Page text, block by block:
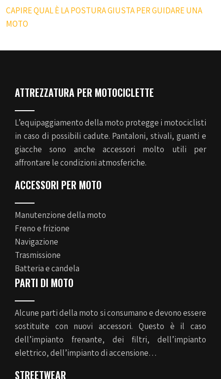
CAPIRE QUAL È LA POSTURA GIUSTA PER GUIDARE UNA
MOTO
ATTREZZATURA PER MOTOCICLETTE
L’equipaggiamento della moto protegge i motociclisti
in caso di possibili cadute. Pantaloni, stivali, guanti e
giacche sono anche accessori molto utili per
affrontare le condizioni atmosferiche.
ACCESSORI PER MOTO
Manutenzione della moto
Freno e frizione
Navigazione
Trasmissione
Batteria e candela
PARTI DI MOTO
Alcune parti della moto si consumano e devono essere
sostituite con nuovi accessori. Questo è il caso
dell’impianto frenante, dei filtri, dell’impianto
elettrico, dell’impianto di accensione…
STREETWEAR